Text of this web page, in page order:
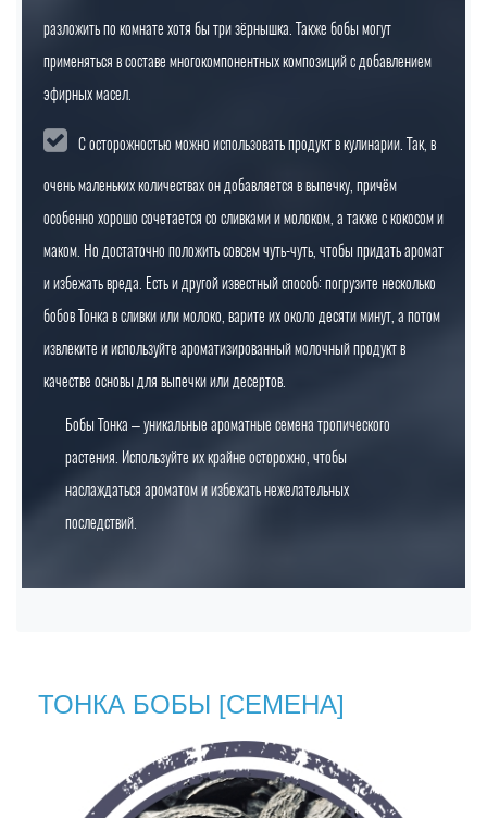
разложить по комнате хотя бы три зёрнышка. Также бобы могут
применяться в составе многокомпонентных композиций с добавлением
эфирных масел.
С осторожностью можно использовать продукт в кулинарии. Так, в
очень маленьких количествах он добавляется в выпечку, причём
особенно хорошо сочетается со сливками и молоком, а также с кокосом и
маком. Но достаточно положить совсем чуть-чуть, чтобы придать аромат
и избежать вреда. Есть и другой известный способ: погрузите несколько
бобов Тонка в сливки или молоко, варите их около десяти минут, а потом
извлеките и используйте ароматизированный молочный продукт в
качестве основы для выпечки или десертов.
Бобы Тонка – уникальные ароматные семена тропического
растения. Используйте их крайне осторожно, чтобы
наслаждаться ароматом и избежать нежелательных
последствий.
ТОНКА БОБЫ [СЕМЕНА]